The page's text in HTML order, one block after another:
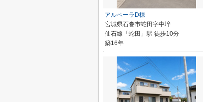
アルベーラD棟
宮城県石巻市蛇田字中埣
仙石線「蛇田」駅 徒歩10分
築16年